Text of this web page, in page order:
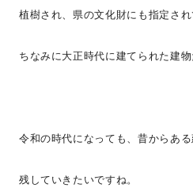
植樹され、県の文化財にも指定され
ちなみに大正時代に建てられた建物
令和の時代になっても、昔からあ
残していきたいですね。